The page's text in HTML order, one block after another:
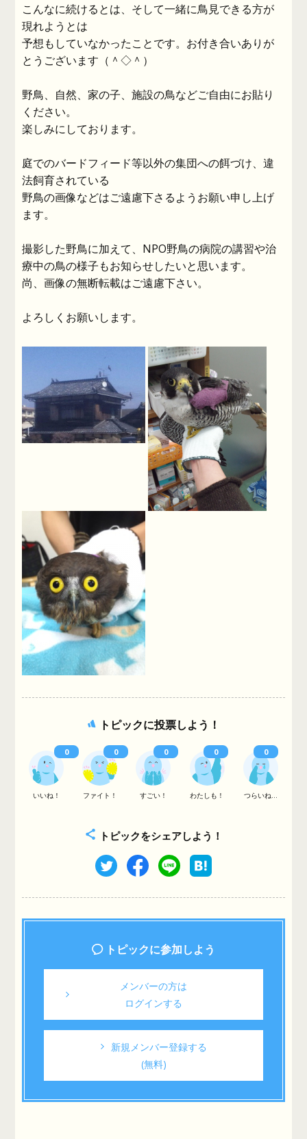
こんなに続けるとは、そして一緒に鳥見できる方が
現れようとは
予想もしていなかったことです。お付き合いありが
とうございます（＾◇＾）
野鳥、自然、家の子、施設の鳥などご自由にお貼り
ください。
楽しみにしております。
庭でのバードフィード等以外の集団への餌づけ、違
法飼育されている
野鳥の画像などはご遠慮下さるようお願い申し上げ
ます。
撮影した野鳥に加えて、NPO野鳥の病院の講習や治
療中の鳥の様子もお知らせしたいと思います。
尚、画像の無断転載はご遠慮下さい。
よろしくお願いします。
トピックに投票しよう！
いいね！ ファイト！ すごい！ わたしも！ つらいね...
0 0 0 0 0
トピックをシェアしよう！
トピックに参加しよう
メンバーの方は
ログインする
新規メンバー登録する
(無料)